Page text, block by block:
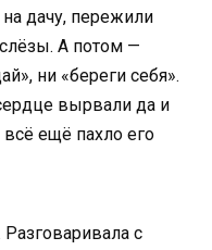
на дачу, пережили
А потом —
ни «береги себя».
вырвали да и
ещё пахло его
с